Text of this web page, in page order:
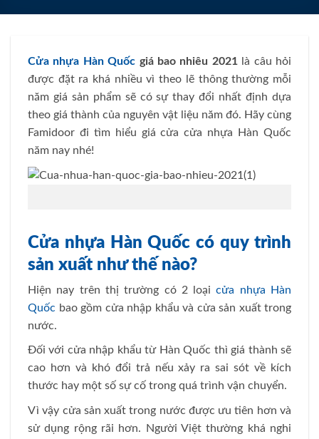
Cửa nhựa Hàn Quốc giá bao nhiêu 2021 là câu hỏi
được đặt ra khá nhiều vì theo lẽ thông thường mỗi
năm giá sản phẩm sẽ có sự thay đổi nhất định dựa
theo giá thành của nguyên vật liệu năm đó. Hãy cùng
Famidoor đi tìm hiểu giá cửa cửa nhựa Hàn Quốc
năm nay nhé!
Cửa nhựa Hàn Quốc có quy trình
sản xuất như thế nào?
Hiện nay trên thị trường có 2 loạicửa nhựa Hàn
Quốc bao gồm cửa nhập khẩu và cửa sản xuất trong
nước.
Đối với cửa nhập khẩu từ Hàn Quốc thì giá thành sẽ
cao hơn và khó đổi trả nếu xảy ra sai sót về kích
thước hay một số sự cố trong quá trình vận chuyển.
Vì vậy cửa sản xuất trong nước được ưu tiên hơn và
sử dụng rộng rãi hơn. Người Việt thường khá nghi